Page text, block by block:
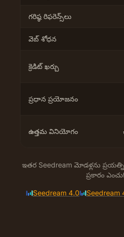
గరిష్ఠ రిఫరెన్స్‌లు
వెబ్ శోధన
క్రెడిట్ ఖర్చు
ప్రధాన ప్రయోజనం
ఉత్తమ వినియోగం
ఇతర Seedream మోడళ్లను
ప్రకారం
Seedream 4.0 Seedream